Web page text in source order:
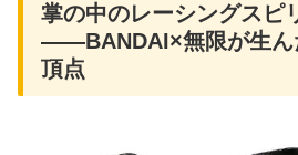
掌の中のレーシングスピ
――BANDAI×無限が生ん
頂点